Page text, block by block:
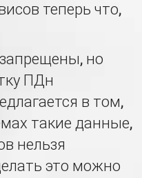
теперь что,
но
ПДн
в том,
такие данные,
нельзя
это можно